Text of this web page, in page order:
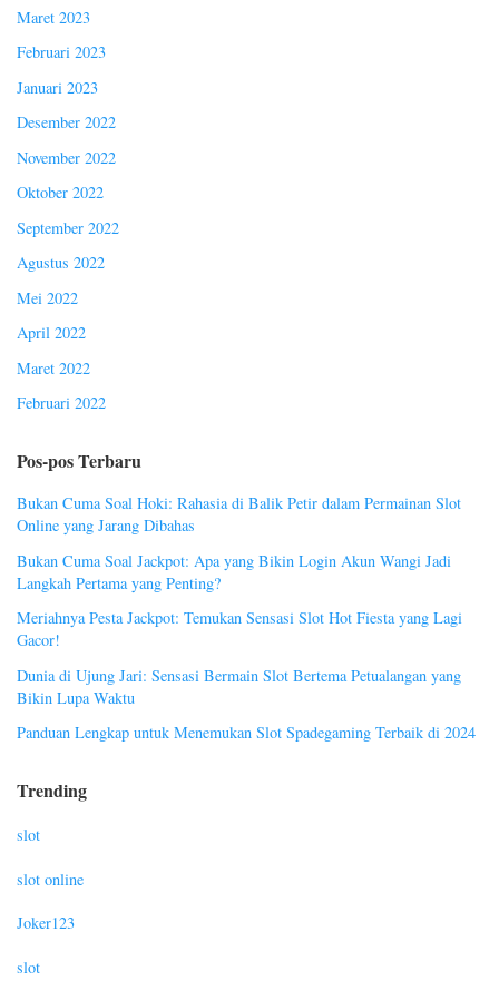
Maret 2023
Februari 2023
Januari 2023
Desember 2022
November 2022
Oktober 2022
September 2022
Agustus 2022
Mei 2022
April 2022
Maret 2022
Februari 2022
Pos-pos Terbaru
Bukan Cuma Soal Hoki: Rahasia di Balik Petir dalam Permainan Slot
Online yang Jarang Dibahas
Bukan Cuma Soal Jackpot: Apa yang Bikin Login Akun Wangi Jadi
Langkah Pertama yang Penting?
Meriahnya Pesta Jackpot: Temukan Sensasi Slot Hot Fiesta yang Lagi
Gacor!
Dunia di Ujung Jari: Sensasi Bermain Slot Bertema Petualangan yang
Bikin Lupa Waktu
Panduan Lengkap untuk Menemukan Slot Spadegaming Terbaik di 2024
Trending
slot
slot online
Joker123
slot